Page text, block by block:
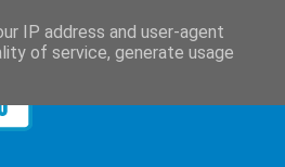
IP address and user-agent
of service, generate usage